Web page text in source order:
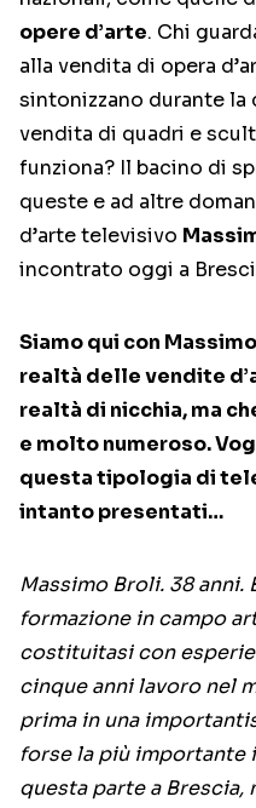
opere d’arte. Chi
alla vendita di opera
sintonizzano durante la
vendita di quadri e
funziona? Il bacino di
queste e ad altre
d’arte televisivo
incontrato oggi a
Siamo qui con
realtà delle vendite
realtà di nicchia, ma
e molto numeroso.
questa tipologia di
intanto presentati…
Massimo Broli. 38 anni.
formazione in campo
costituitasi con
cinque anni lavoro nel
prima in una
forse la più importante
questa parte a Brescia,